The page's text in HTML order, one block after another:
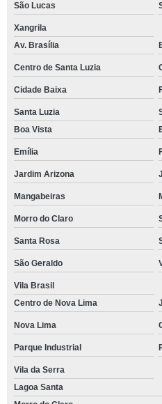
São Lucas
Xangrila
Av. Brasília
Centro de Santa Luzia
Cidade Baixa
Santa Luzia
Boa Vista
Emília
Jardim Arizona
Mangabeiras
Morro do Claro
Santa Rosa
São Geraldo
Vila Brasil
Centro de Nova Lima
Nova Lima
Parque Industrial
Vila da Serra
Lagoa Santa